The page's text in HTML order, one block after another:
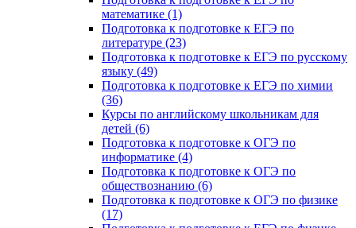
математике (1)
Подготовка к подготовке к ЕГЭ по
литературе (23)
Подготовка к подготовке к ЕГЭ по русскому
языку (49)
Подготовка к подготовке к ЕГЭ по химии
(36)
Курсы по английскому школьникам для
детей (6)
Подготовка к подготовке к ОГЭ по
информатике (4)
Подготовка к подготовке к ОГЭ по
обществознанию (6)
Подготовка к подготовке к ОГЭ по физике
(17)